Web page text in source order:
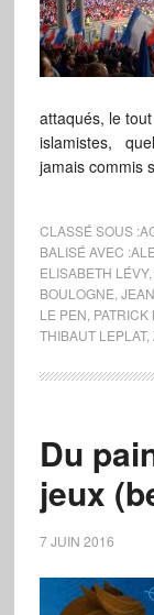
attaqués, le
islamistes,
jamais commis
CLASSÉ SOUS :
BALISÉ AVEC :
ELISABETH LÉVY,
BOULOGNE
LE PEN
THIBAUT LEPLAT,
Du
jeux
7 JUIN 2016